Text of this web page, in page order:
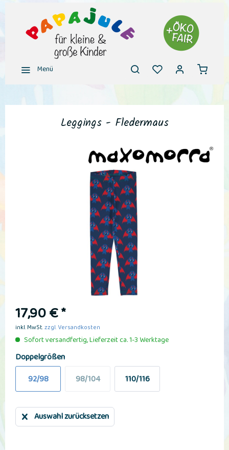
Menü
Leggings - Fledermaus
17,90 € *
inkl. MwSt.zzgl. Versandkosten
Sofort versandfertig, Lieferzeit ca. 1-3 Werktage
Doppelgrößen
92/98
98/104 110/116
Auswahl zurücksetzen